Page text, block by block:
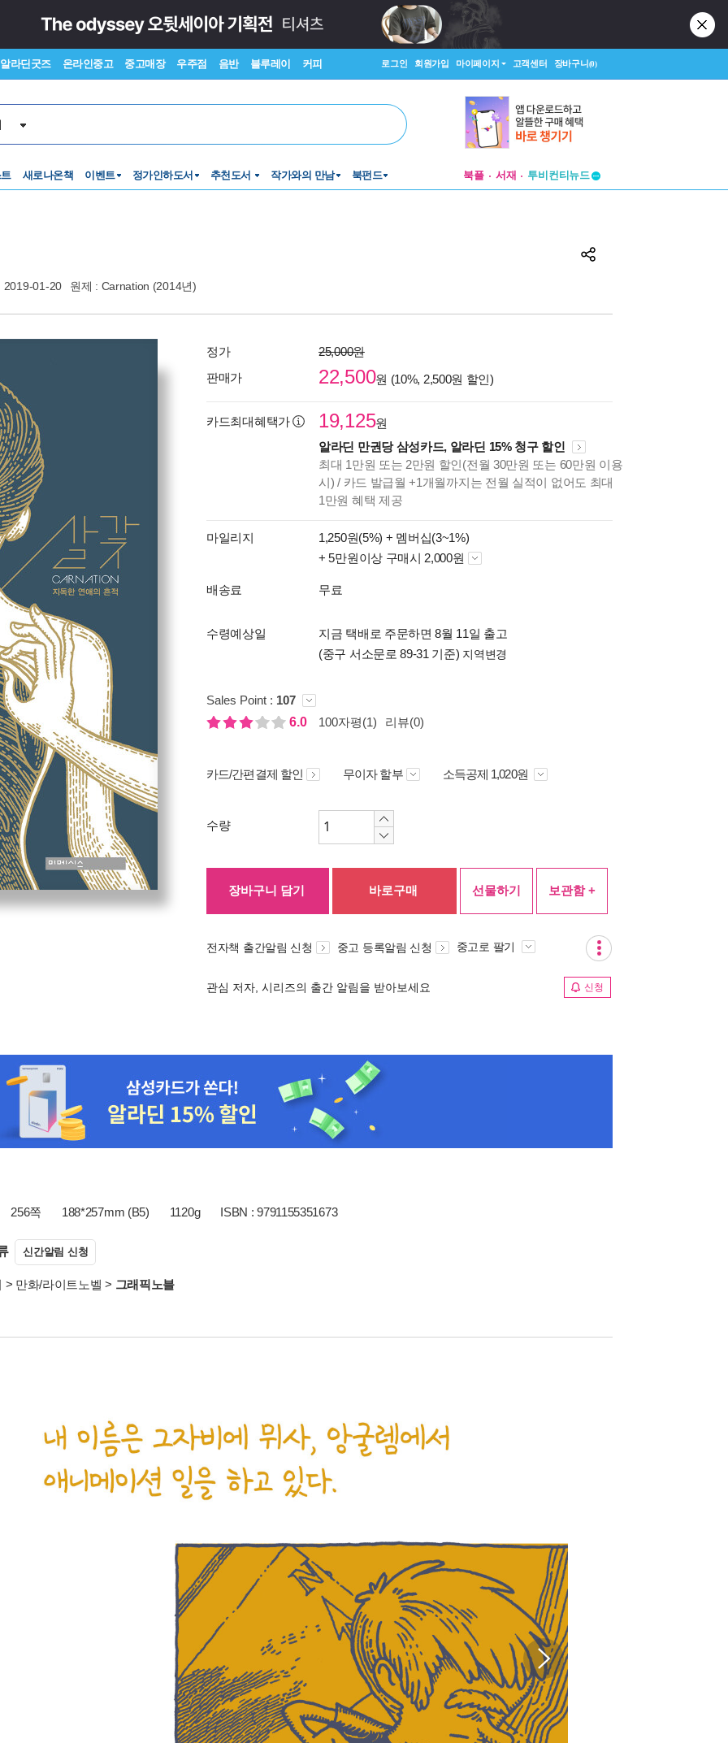
알라딘굿즈 온라인중고 중고매장 우주점 음반 블루레이 커피 로그인 회원가입 마이페이지 고객센터 장바구니(0)
새로나온책 이벤트 정가인하도서 추천도서 작가와의 만남 북펀드 북플 서재
투비컨티뉴드
2019-01-20 원제 : Carnation (2014년)
정가
25,000원
판매가
22,500원 (10%, 2,500원 할인)
카드최대혜택가 19,125원
알라딘 만권당 삼성카드, 알라딘 15% 청구 할인
최대 1만원 또는 2만원 할인(전월 30만원 또는 60만원 이용
시) / 카드 발급월 +1개월까지는 전월 실적이 없어도 최대
1만원 혜택 제공
마일리지 1,250원(5%) + 멤버십(3~1%)
+ 5만원이상 구매시 2,000원
배송료 무료
수령예상일
지금 택배로 주문하면 8월 11일 출고
(중구 서소문로 89-31 기준) 지역변경
Sales Point : 107
6.0
100자평(1) 리뷰(0)
카드/간편결제 할인 무이자 할부 소득공제 1,020원
수량
장바구니 담기 바로구매 선물하기 보관함 +
전자책 출간알림 신청 중고 등록알림 신청 중고로 팔기
관심 저자, 시리즈의 출간 알림을 받아보세요 신청
256쪽 188*257mm (B5) 1120g ISBN : 9791155351673
신간알림 신청
> 만화/라이트노벨 > 그래픽노블